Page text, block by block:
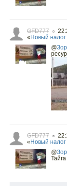
GFD777 ○
« Новый налог
@
GFD777 ○
« Новый налог
@